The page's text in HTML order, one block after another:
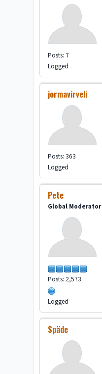
Posts: 7
Logged
jormavirveli
Posts: 363
Logged
Pete
Global Moderator
Posts: 2,573
Logged
Späde